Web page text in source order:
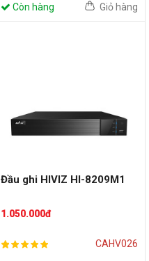
Còn hàng Giỏ hàng
Đầu ghi HIVIZ HI-8209M1
1.050.000đ
CAHV026